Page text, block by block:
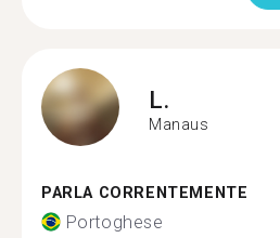
L.
Manaus
PARLA CORRENTEMENTE
Portoghese